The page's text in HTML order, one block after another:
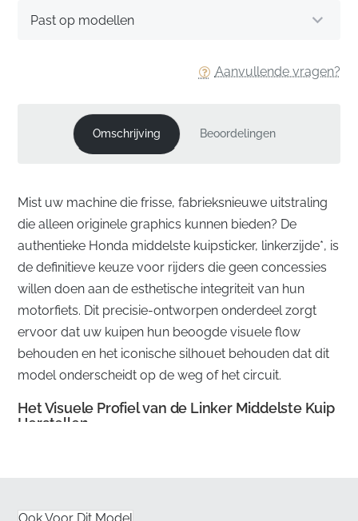
Aanvullende vragen?
Past op modellen
Omschrijving Beoordelingen
Mist uw machine die frisse, fabrieksnieuwe uitstraling
die alleen originele graphics kunnen bieden? De
authentieke Honda middelste kuipsticker, linkerzijde*, is
de definitieve keuze voor rijders die geen concessies
willen doen aan de esthetische integriteit van hun
motorfiets. Dit precisie-ontworpen onderdeel zorgt
ervoor dat uw kuipen hun beoogde visuele flow
behouden en het iconische silhouet behouden dat dit
model onderscheidt op de weg of het circuit.
Het Visuele Profiel van de Linker Middelste Kuip
Herstellen